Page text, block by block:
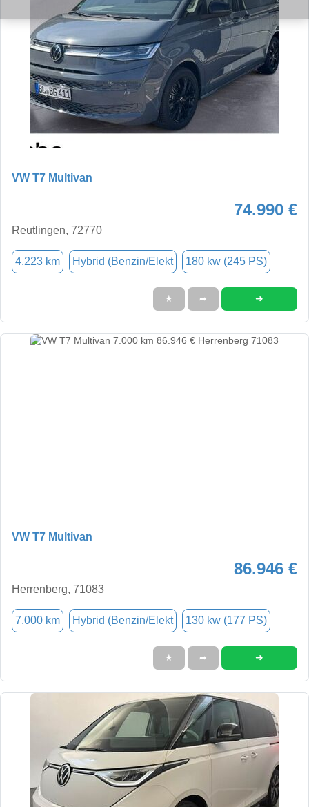
VW T7 Multivan
74.990 €
Reutlingen, 72770
4.223 km Hybrid (Benzin/Elekt 180 kw (245 PS)
★ ➦ ➜
VW T7 Multivan
86.946 €
Herrenberg, 71083
7.000 km Hybrid (Benzin/Elekt 130 kw (177 PS)
★ ➦ ➜